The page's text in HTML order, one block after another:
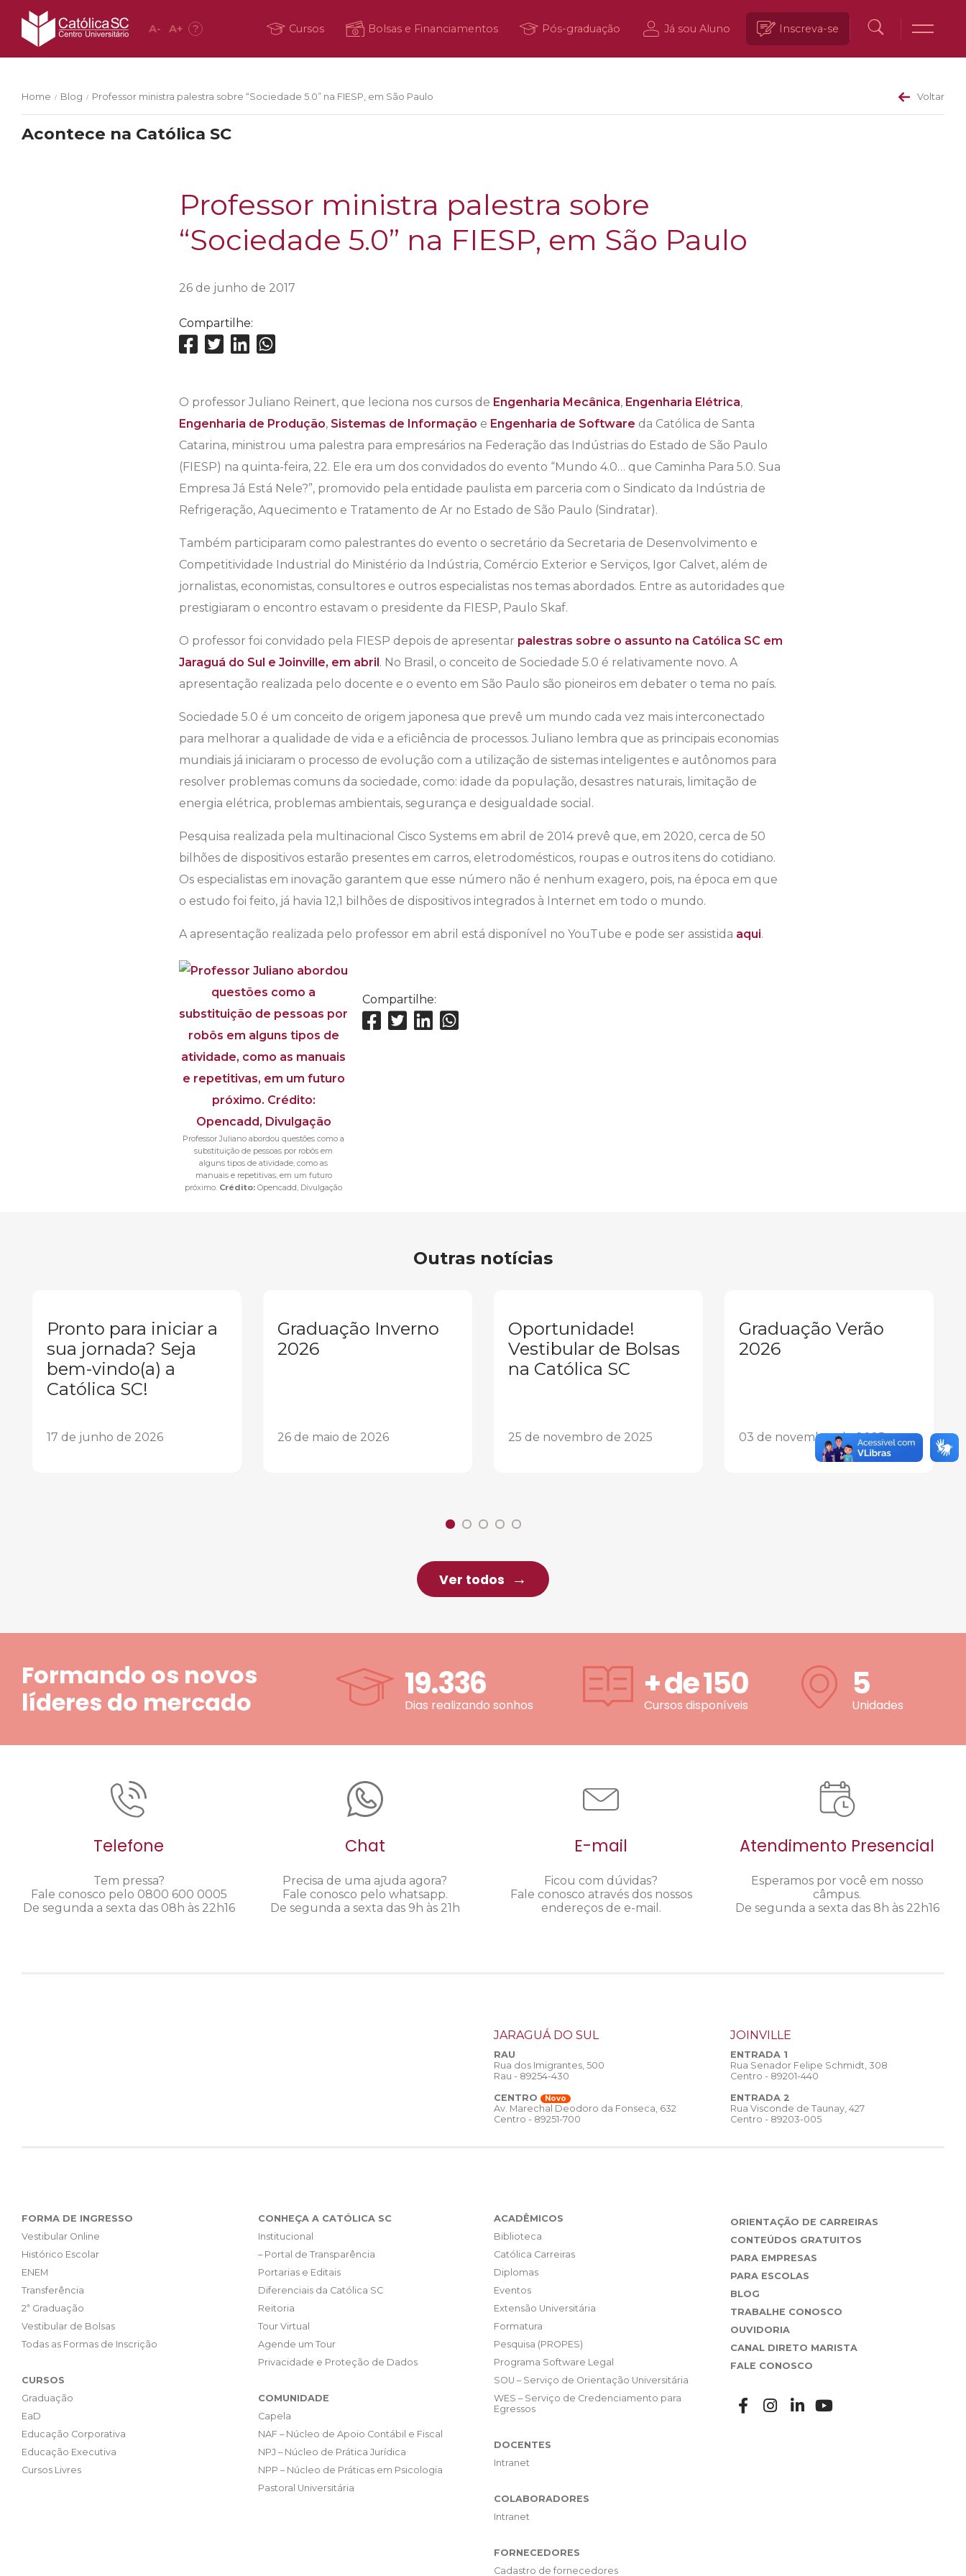
A- A+ ? Cursos Bolsas e Financiamentos Pós-graduação Já sou Aluno Inscreva-se
Home / Blog / Professor ministra palestra sobre “Sociedade 5.0” na FIESP, em São Paulo Voltar
Acontece na Católica SC
Professor ministra palestra sobre
“Sociedade 5.0” na FIESP, em São Paulo
26 de junho de 2017
Compartilhe:
O professor Juliano Reinert, que leciona nos cursos de Engenharia Mecânica, Engenharia Elétrica,
Engenharia de Produção, Sistemas de Informação e Engenharia de Software da Católica de Santa
Catarina, ministrou uma palestra para empresários na Federação das Indústrias do Estado de São Paulo
(FIESP) na quinta-feira, 22. Ele era um dos convidados do evento “Mundo 4.0… que Caminha Para 5.0. Sua
Empresa Já Está Nele?”, promovido pela entidade paulista em parceria com o Sindicato da Indústria de
Refrigeração, Aquecimento e Tratamento de Ar no Estado de São Paulo (Sindratar).
Também participaram como palestrantes do evento o secretário da Secretaria de Desenvolvimento e
Competitividade Industrial do Ministério da Indústria, Comércio Exterior e Serviços, Igor Calvet, além de
jornalistas, economistas, consultores e outros especialistas nos temas abordados. Entre as autoridades que
prestigiaram o encontro estavam o presidente da FIESP, Paulo Skaf.
O professor foi convidado pela FIESP depois de apresentar palestras sobre o assunto na Católica SC em
Jaraguá do Sul e Joinville, em abril . No Brasil, o conceito de Sociedade 5.0 é relativamente novo. A
apresentação realizada pelo docente e o evento em São Paulo são pioneiros em debater o tema no país.
Sociedade 5.0 é um conceito de origem japonesa que prevê um mundo cada vez mais interconectado
para melhorar a qualidade de vida e a eficiência de processos. Juliano lembra que as principais economias
mundiais já iniciaram o processo de evolução com a utilização de sistemas inteligentes e autônomos para
resolver problemas comuns da sociedade, como: idade da população, desastres naturais, limitação de
energia elétrica, problemas ambientais, segurança e desigualdade social.
Pesquisa realizada pela multinacional Cisco Systems em abril de 2014 prevê que, em 2020, cerca de 50
bilhões de dispositivos estarão presentes em carros, eletrodomésticos, roupas e outros itens do cotidiano.
Os especialistas em inovação garantem que esse número não é nenhum exagero, pois, na época em que
o estudo foi feito, já havia 12,1 bilhões de dispositivos integrados à Internet em todo o mundo.
A apresentação realizada pelo professor em abril está disponível no YouTube e pode ser assistida aqui.
Professor Juliano abordou questões como a
substituição de pessoas por robôs em
alguns tipos de atividade, como as
manuais e repetitivas, em um futuro
próximo. Crédito: Opencadd, Divulgação
Compartilhe:
Outras notícias
Pronto para iniciar a
sua jornada? Seja
bem-vindo(a) a
Católica SC!
17 de junho de 2026
Graduação Inverno
2026
26 de maio de 2026
Oportunidade!
Vestibular de Bolsas
na Católica SC
25 de novembro de 2025
Graduação Verão
2026
03 de novembro de 2025
Ver todos
Formando os novos
líderes do mercado
19.336
Dias realizando sonhos
+ de150
Cursos disponíveis
5
Unidades
Telefone
Tem pressa?
Fale conosco pelo 0800 600 0005
De segunda a sexta das 08h às 22h16
Chat
Precisa de uma ajuda agora?
Fale conosco pelo whatsapp.
De segunda a sexta das 9h às 21h
E-mail
Ficou com dúvidas?
Fale conosco através dos nossos
endereços de e-mail.
Atendimento Presencial
Esperamos por você em nosso
câmpus.
De segunda a sexta das 8h às 22h16
JARAGUÁ DO SUL
RAU
Rua dos Imigrantes, 500
Rau - 89254-430
CENTRO
Novo
Av. Marechal Deodoro da Fonseca, 632
Centro - 89251-700
JOINVILLE
ENTRADA 1
Rua Senador Felipe Schmidt, 308
Centro - 89201-440
ENTRADA 2
Rua Visconde de Taunay, 427
Centro - 89203-005
FORMA DE INGRESSO
Vestibular Online
Histórico Escolar
ENEM
Transferência
2ª Graduação
Vestibular de Bolsas
Todas as Formas de Inscrição
CURSOS
Graduação
EaD
Educação Corporativa
Educação Executiva
Cursos Livres
CONHEÇA A CATÓLICA SC
Institucional
– Portal de Transparência
Portarias e Editais
Diferenciais da Católica SC
Reitoria
Tour Virtual
Agende um Tour
Privacidade e Proteção de Dados
COMUNIDADE
Capela
NAF – Núcleo de Apoio Contábil e Fiscal
NPJ – Núcleo de Prática Jurídica
NPP – Núcleo de Práticas em Psicologia
Pastoral Universitária
ACADÊMICOS
Biblioteca
Católica Carreiras
Diplomas
Eventos
Extensão Universitária
Formatura
Pesquisa (PROPES)
Programa Software Legal
SOU – Serviço de Orientação Universitária
WES – Serviço de Credenciamento para
Egressos
DOCENTES
Intranet
COLABORADORES
Intranet
FORNECEDORES
Cadastro de fornecedores
ORIENTAÇÃO DE CARREIRAS
CONTEÚDOS GRATUITOS
PARA EMPRESAS
PARA ESCOLAS
BLOG
TRABALHE CONOSCO
OUVIDORIA
CANAL DIRETO MARISTA
FALE CONOSCO